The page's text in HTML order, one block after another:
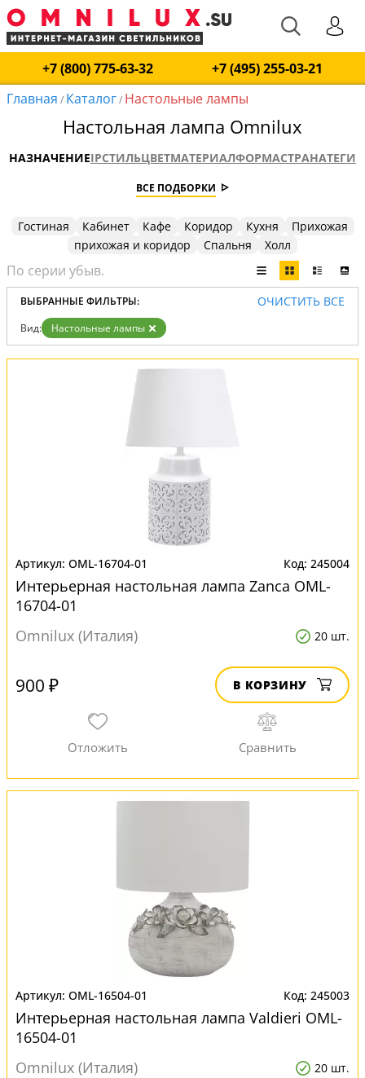
+7 (800) 775-63-32
+7 (495) 255-03-21
Главная / Каталог/ Настольные лампы
Настольная лампа Omnilux
НАЗНАЧЕНИЕIPСТИЛЬЦВЕТМАТЕРИАЛФОРМАСТРАНАТЕГИ
ВСЕ ПОДБОРКИ
Гостиная Кабинет Кафе Коридор Кухня
Прихожая
прихожая и коридор
Спальня Холл
ВЫБРАННЫЕ ФИЛЬТРЫ: ОЧИСТИТЬ ВСЕ
Вид: Настольные лампы
OML-16704-01 245004
Интерьерная настольная лампа Zanca OML-
16704-01
Omnilux (Италия)
20 шт.
900 ₽ В КОРЗИНУ
OML-16504-01 245003
Интерьерная настольная лампа Valdieri OML-
16504-01
Omnilux (Италия)
20 шт.